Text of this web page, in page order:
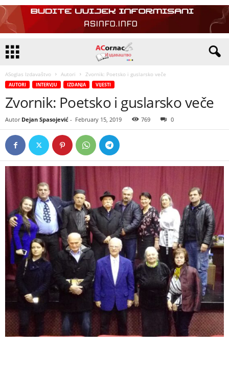
ASoglas Izdavaštvo Autori Zvornik: Poetsko i guslarsko veče
AUTORI INTERVJU IZDANJA VIJESTI
Zvornik: Poetsko i guslarsko veče
Autor Dejan Spasojević - February 15, 2019 769 0